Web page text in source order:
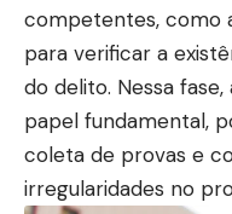
competentes, como
para verificar a
do delito. Nessa
papel fundamental,
coleta de provas e
irregularidades no